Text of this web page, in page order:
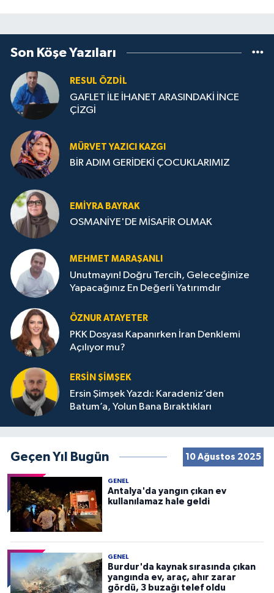
Son Köşe Yazıları
RESUL ÖZDIL
GAFLET İLE İHANET ARASINDAKİ İNCE
ÇİZGİ
MÜRVET YAZICI KAZGI
BİR ADIM GERİDEKİ ÇOCUKLARIMIZ
EMIYRA BAYRAK
OSMANİYE'DE MİSAFİR OLMAK
MEHMET MARAŞANLI
Unutmayın! Doğru Tercih, Geleceğinize
Yapacağınız En Değerli Yatırımdır
ÖZNUR ATAYETER
PKK Dosyası Kapanırken İran Denklemi
Açılıyor mu?
ERSIN ŞIMŞEK
Ersin Şimşek Yazdı: Karadeniz’den
Batum’a, Yolun Bana Bıraktıkları
Geçen Yıl Bugün 10 Ağustos 2025
GENEL
Antalya'da yangın çıkan ev
kullanılamaz hale geldi
GENEL
Burdur'da kaynak sırasında çıkan
yangında ev, araç, ahır zarar
gördü, 3 buzağı telef oldu